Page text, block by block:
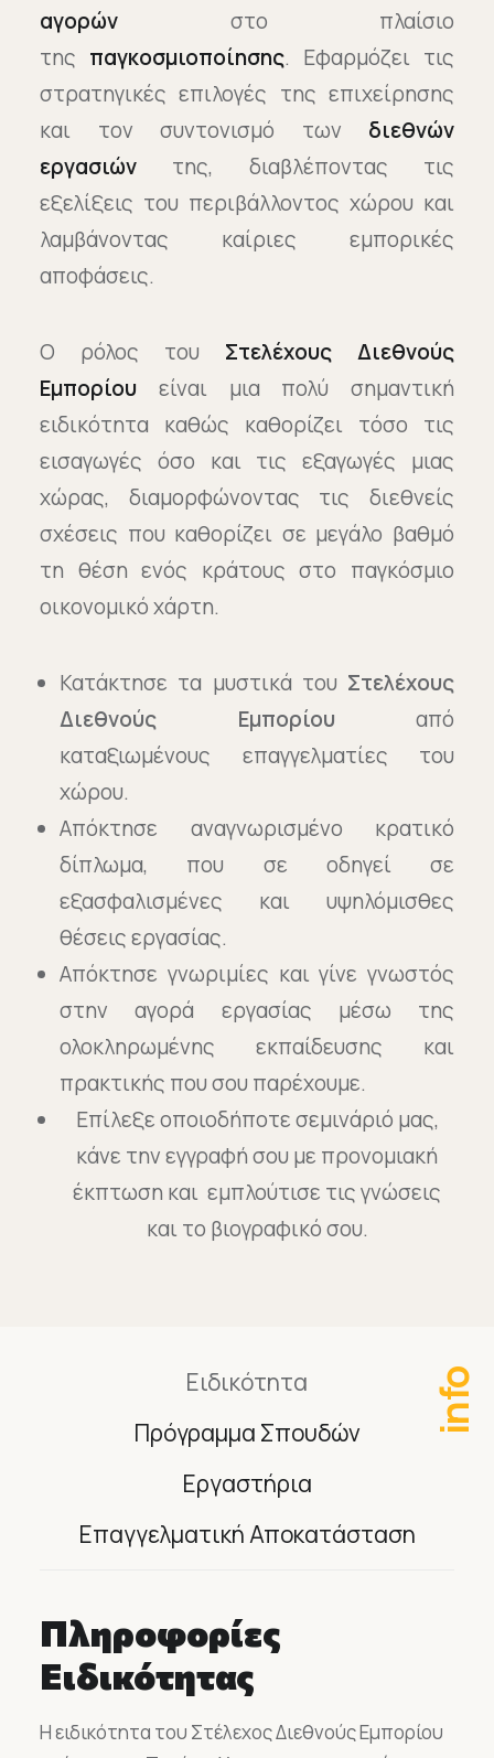
αγορών στο πλαίσιο
της παγκοσμιοποίησης. Εφαρμόζει τις
στρατηγικές επιλογές της επιχείρησης
και τον συντονισμό των διεθνών
εργασιών της, διαβλέποντας τις
εξελίξεις του περιβάλλοντος χώρου και
λαμβάνοντας καίριες εμπορικές
αποφάσεις.
Ο ρόλος του Στελέχους Διεθνούς
Εμπορίου είναι μια πολύ σημαντική
ειδικότητα καθώς καθορίζει τόσο τις
εισαγωγές όσο και τις εξαγωγές μιας
χώρας, διαμορφώνοντας τις διεθνείς
σχέσεις που καθορίζει σε μεγάλο βαθμό
τη θέση ενός κράτους στο παγκόσμιο
οικονομικό χάρτη.
Κατάκτησε τα μυστικά του Στελέχους
Διεθνούς Εμπορίου από
καταξιωμένους επαγγελματίες του
χώρου.
Απόκτησε αναγνωρισμένο κρατικό
δίπλωμα, που σε οδηγεί σε
εξασφαλισμένες και υψηλόμισθες
θέσεις εργασίας.
Απόκτησε γνωριμίες και γίνε γνωστός
στην αγορά εργασίας μέσω της
ολοκληρωμένης εκπαίδευσης και
πρακτικής που σου παρέχουμε.
Επίλεξε οποιοδήποτε σεμινάριό μας,
κάνε την εγγραφή σου με προνομιακή
έκπτωση και εμπλούτισε τις γνώσεις
και το βιογραφικό σου.
Ειδικότητα
Πρόγραμμα Σπουδών
Εργαστήρια
Επαγγελματική Αποκατάσταση
Πληροφορίες
Ειδικότητας
Η ειδικότητα του Στέλεχος Διεθνούς Εμπορίου
info